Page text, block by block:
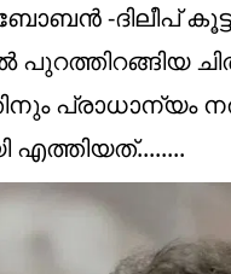
-ദിലീപ്
പുറത്തിറങ്ങിയ
പ്രാധാന്യം